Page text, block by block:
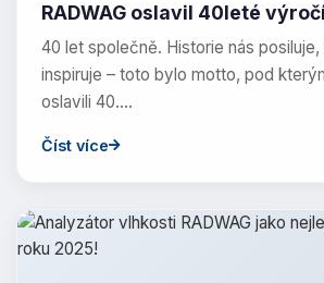
RADWAG oslavil 40leté
40 let společně. Historie nás
inspiruje – toto bylo motto, pod
oslavili 40.…
Číst více